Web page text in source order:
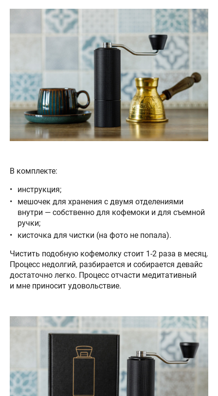
В комплекте:
инструкция;
мешочек для хранения с двумя отделениями
внутри — собственно для кофемоки и для съемной
ручки;
кисточка для чистки (на фото не попала).
Чистить подобную кофемолку стоит 1-2 раза в месяц.
Процесс недолгий, разбирается и собирается девайс
достаточно легко. Процесс отчасти медитативный
и мне приносит удовольствие.